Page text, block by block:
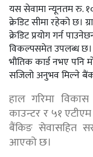
यस सेवामा न्यूनतम रु.
क्रेडिट सीमा रहेको छ।
क्रेडिट प्रयोग गर्न
विकल्पसमेत उपलब्ध छ।
भौतिक कार्ड नभए पनि
सजिलो अनुभव मिल्ने
हाल गरिमा
काउन्टर र ५१
बैंकिङ सेवासहित
आएको छ।